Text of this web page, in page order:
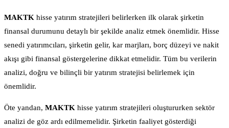
MAKTK hisse yatırım stratejileri belirlerken ilk olarak şirketin
finansal durumunu detaylı bir şekilde analiz etmek önemlidir. Hisse
senedi yatırımcıları, şirketin gelir, kar marjları, borç düzeyi ve nakit
akışı gibi finansal göstergelerine dikkat etmelidir. Tüm bu verilerin
analizi, doğru ve bilinçli bir yatırım stratejisi belirlemek için
önemlidir.
Öte yandan, MAKTK hisse yatırım stratejileri oluştururken sektör
analizi de göz ardı edilmemelidir. Şirketin faaliyet gösterdiği